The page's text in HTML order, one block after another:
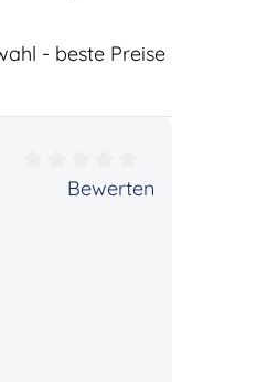
- beste Preise
Bewerten